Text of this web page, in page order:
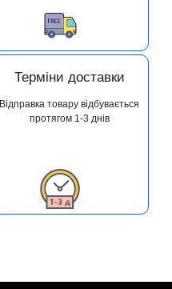
Терміни доставки
Відправка товару відбувається
протягом 1-3 днів